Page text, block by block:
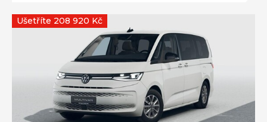
Ušetříte 208 920 Kč